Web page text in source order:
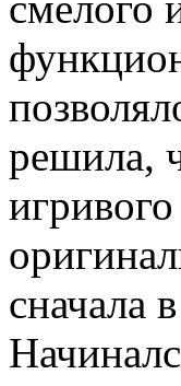
решила,
сначала